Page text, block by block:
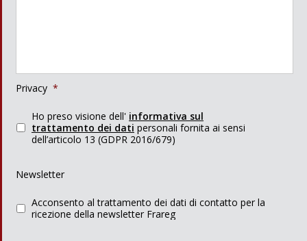
Privacy *
Ho preso visione dell' informativa sul
trattamento dei dati personali fornita ai sensi
dell’articolo 13 (GDPR 2016/679)
Newsletter
Acconsento al trattamento dei dati di contatto per la
ricezione della newsletter Frareg